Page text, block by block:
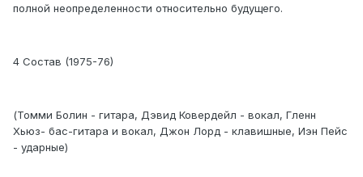
полной неопределенности относительно будущего.
4 Состав (1975-76)
(Томми Болин - гитара, Дэвид Ковердейл - вокал, Гленн
Хьюз- бас-гитара и вокал, Джон Лорд - клавишные, Иэн Пейс
- ударные)